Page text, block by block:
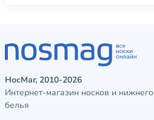
НосМаг, 2010-2026
Интернет-магазин носков и нижнего
белья